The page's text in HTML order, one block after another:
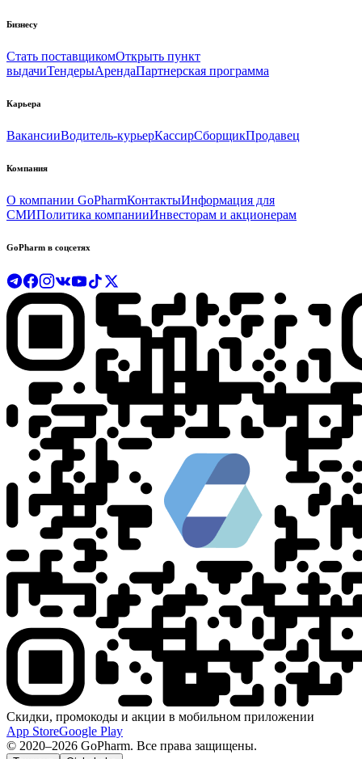
Бизнесу
Стать поставщикомОткрыть пункт
выдачиТендерыАрендаПартнерская программа
Карьера
ВакансииВодитель-курьерКассирСборщикПродавец
Компания
О компании GoPharmКонтактыИнформация для
СМИПолитика компанииИнвесторам и акционерам
GoPharm в соцсетях
Скидки, промокоды и акции в мобильном приложении
App StoreGoogle Play
© 2020–2026 GoPharm. Все права защищены.